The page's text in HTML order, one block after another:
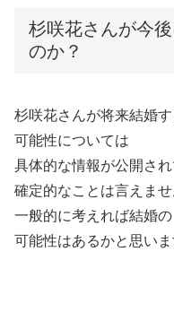
杉咲花さんが今
のか？
杉咲花さんが将来結婚す
可能性については
具体的な情報が公開さ
確定的なことは言えま
一般的に考えれば結婚の
可能性はあるかと思いま